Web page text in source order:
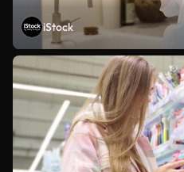
iStock